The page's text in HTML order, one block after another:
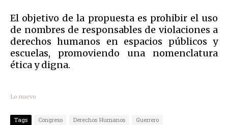
El objetivo de la propuesta es prohibir el uso
de nombres de responsables de violaciones a
derechos humanos en espacios públicos y
escuelas, promoviendo una nomenclatura
ética y digna.
Lo nuevo
Tags Congreso Derechos Humanos Guerrero